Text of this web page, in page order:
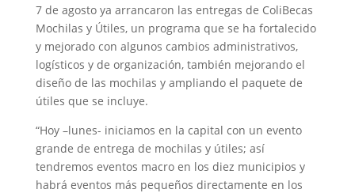
7 de agosto ya arrancaron las entregas de ColiBecas
Mochilas y Útiles, un programa que se ha fortalecido
y mejorado con algunos cambios administrativos,
logísticos y de organización, también mejorando el
diseño de las mochilas y ampliando el paquete de
útiles que se incluye.
“Hoy –lunes- iniciamos en la capital con un evento
grande de entrega de mochilas y útiles; así
tendremos eventos macro en los diez municipios y
habrá eventos más pequeños directamente en los